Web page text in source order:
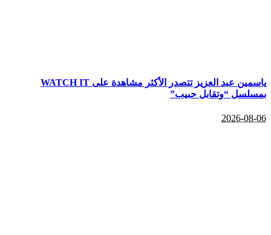
ياسمين عبد العزيز تتصدر الأكثر مشاهدة على WATCH IT
بمسلسل “وتقابل حبيب”
2026-08-06